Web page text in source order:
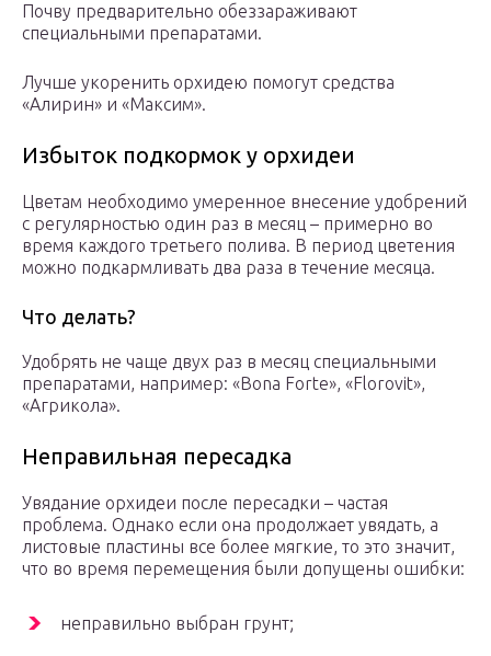
Почву предварительно обеззараживают
специальными препаратами.
Лучше укоренить орхидею помогут средства
«Алирин» и «Максим».
Избыток подкормок у орхидеи
Цветам необходимо умеренное внесение удобрений
с регулярностью один раз в месяц – примерно во
время каждого третьего полива. В период цветения
можно подкармливать два раза в течение месяца.
Что делать?
Удобрять не чаще двух раз в месяц специальными
препаратами, например: «Bona Forte», «Florovit»,
«Агрикола».
Неправильная пересадка
Увядание орхидеи после пересадки – частая
проблема. Однако если она продолжает увядать, а
листовые пластины все более мягкие, то это значит,
что во время перемещения были допущены ошибки:
неправильно выбран грунт;